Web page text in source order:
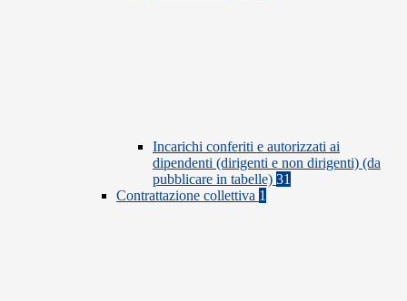
Incarichi conferiti e autorizzati ai
dipendenti (dirigenti e non dirigenti) (da
pubblicare in tabelle) 31
Contrattazione collettiva 1